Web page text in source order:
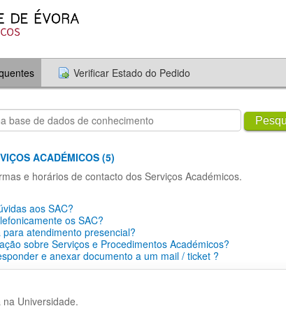
Verificar Estado do Pedido
ACADÉMICOS (5)
e horários de contacto dos Serviços Académicos.
aos SAC?
os SAC?
atendimento presencial?
sobre Serviços e Procedimentos Académicos?
e anexar documento a um mail / ticket ?
Universidade.